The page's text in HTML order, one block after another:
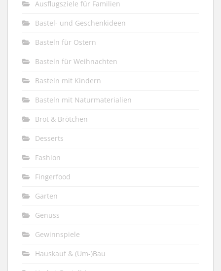
Ausflugsziele für Familien
Bastel- und Geschenkideen
Basteln für Ostern
Basteln für Weihnachten
Basteln mit Kindern
Basteln mit Naturmaterialien
Brot & Brötchen
Desserts
Fashion
Fingerfood
Garten
Genuss
Gewinnspiele
Hauskauf & (Um-)Bau